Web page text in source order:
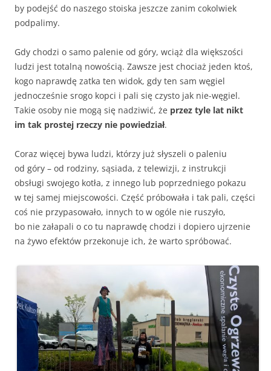
by podejść do naszego stoiska jeszcze zanim cokolwiek
podpalimy.
Gdy chodzi o samo palenie od góry, wciąż dla większości
ludzi jest totalną nowością. Zawsze jest chociaż jeden ktoś,
kogo naprawdę zatka ten widok, gdy ten sam węgiel
jednocześnie srogo kopci i pali się czysto jak nie-węgiel.
Takie osoby nie mogą się nadziwić, że przez tyle lat nikt
im tak prostej rzeczy nie powiedział.
Coraz więcej bywa ludzi, którzy już słyszeli o paleniu
od góry – od rodziny, sąsiada, z telewizji, z instrukcji
obsługi swojego kotła, z innego lub poprzedniego pokazu
w tej samej miejscowości. Część próbowała i tak pali, części
coś nie przypasowało, innych to w ogóle nie ruszyło,
bo nie załapali o co tu naprawdę chodzi i dopiero ujrzenie
na żywo efektów przekonuje ich, że warto spróbować.